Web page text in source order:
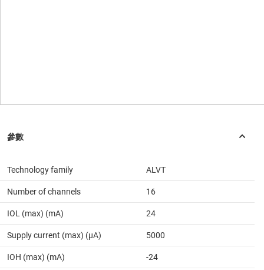
Technology family ALVT
Number of channels 16
IOL (max) (mA) 24
Supply current (max) (µA) 5000
IOH (max) (mA) -24